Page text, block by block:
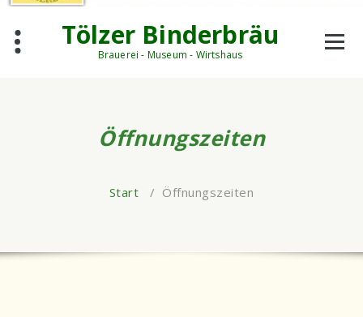
Tölzer Binderbräu
Brauerei - Museum - Wirtshaus
Öffnungszeiten
Start / Öffnungszeiten